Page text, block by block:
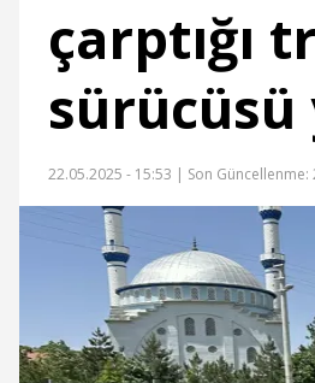
çarptığı
sürücüsü
22.05.2025 - 15:53 | Son Güncellenme: